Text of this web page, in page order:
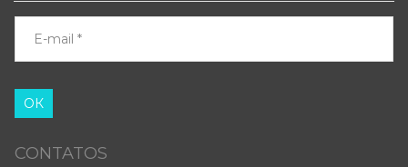
ОК
CONTATOS